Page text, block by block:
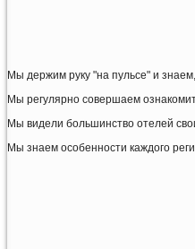
Мы держим руку "на пульсе" и
Мы регулярно совершаем
Мы видели большинство отелей
Мы знаем особенности каждого